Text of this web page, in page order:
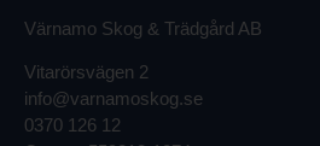
Värnamo Skog & Trädgård AB
Vitarörsvägen 2
info@varnamoskog.se
0370 126 12